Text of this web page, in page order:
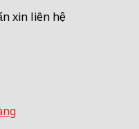
xin liên hệ